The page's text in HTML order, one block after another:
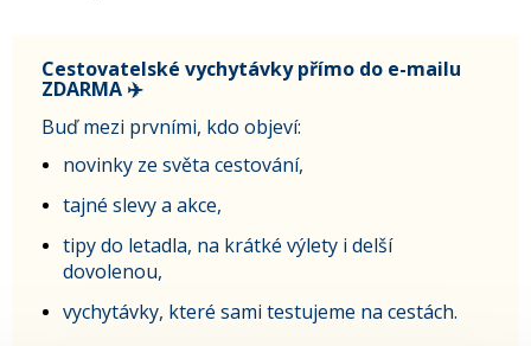
Cestovatelské vychytávky přímo do e-mailu
ZDARMA ✈️
Buď mezi prvními, kdo objeví:
novinky ze světa cestování,
tajné slevy a akce,
tipy do letadla, na krátké výlety i delší
dovolenou,
vychytávky, které sami testujeme na cestách.